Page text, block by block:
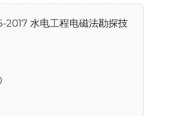
2017 水电工程电磁法勘探技